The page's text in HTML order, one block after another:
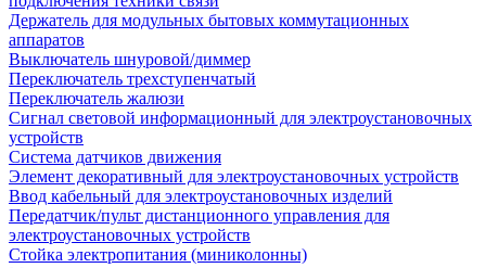
Держатель для модульных бытовых коммутационных
аппаратов
Выключатель шнуровой/диммер
Переключатель трехступенчатый
Переключатель жалюзи
Сигнал световой информационный для электроустановочных
устройств
Система датчиков движения
Элемент декоративный для электроустановочных устройств
Ввод кабельный для электроустановочных изделий
Передатчик/пульт дистанционного управления для
электроустановочных устройств
Стойка электропитания (миниколонны)